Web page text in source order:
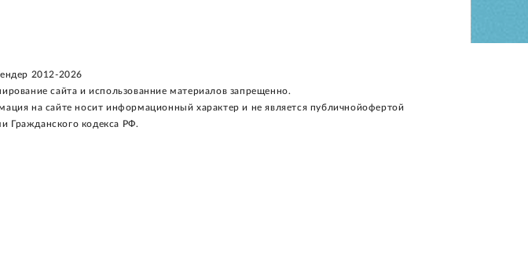
2012-2026
сайта и использованние материалов запрещенно.
на сайте носит информационный характер и не является публичнойофертой
Гражданского кодекса РФ.